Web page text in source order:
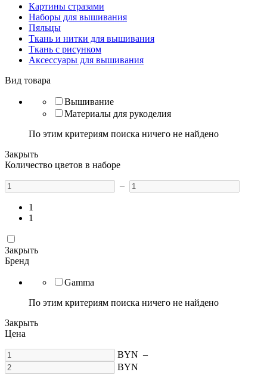
Картины стразами
Наборы для вышивания
Пяльцы
Ткань и нитки для вышивания
Ткань с рисунком
Аксессуары для вышивания
Вид товара
Вышивание
Материалы для рукоделия
По этим критериям поиска ничего не найдено
Закрыть
Количество цветов в наборе
–
1
1
Закрыть
Бренд
Gamma
По этим критериям поиска ничего не найдено
Закрыть
Цена
BYN –
BYN